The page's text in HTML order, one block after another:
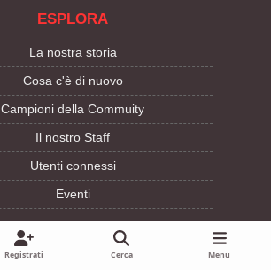
ESPLORA
La nostra storia
Cosa c'è di nuovo
Campioni della Commuity
Il nostro Staff
Utenti connessi
Eventi
CHI SIAMO
Registrati Cerca Menu